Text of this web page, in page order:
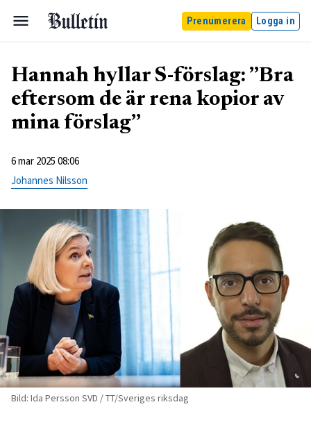
Prenumerera Logga in
Hannah hyllar S-förslag: ”Bra
eftersom de är rena kopior av
mina förslag”
6 mar 2025 08:06
Johannes Nilsson
Bild: Ida Persson SVD / TT/Sveriges riksdag